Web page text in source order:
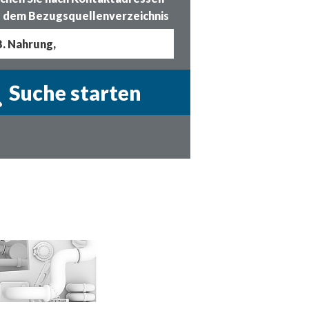
dem Bezugsquellenverzeichnis